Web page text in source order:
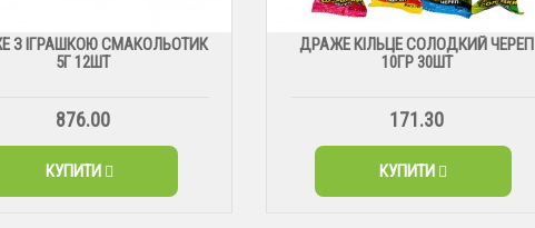
З ІГРАШКОЮ СМАКОЛЬОТИК
5Г 12ШТ
876.00
КУПИТИ
ДРАЖЕ КІЛЬЦЕ СОЛОДКИЙ ЧЕРЕП
10ГР 30ШТ
171.30
КУПИТИ